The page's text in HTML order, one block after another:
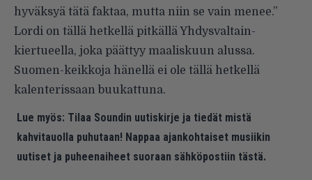
hyväksyä tätä faktaa, mutta niin se vain menee.”
Lordi on tällä hetkellä pitkällä Yhdysvaltain-
kiertueella, joka päättyy maaliskuun alussa.
Suomen-keikkoja hänellä ei ole tällä hetkellä
kalenterissaan buukattuna.
Lue myös: Tilaa Soundin uutiskirje ja tiedät mistä
kahvitauolla puhutaan! Nappaa ajankohtaiset musiikin
uutiset ja puheenaiheet suoraan sähköpostiin tästä.